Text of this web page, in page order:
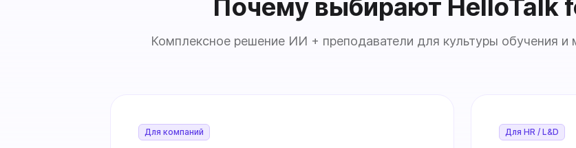
Почему выбирают HelloTalk
Комплексное решение ИИ + преподаватели для культуры обучения и
Для компаний Для HR / L&D